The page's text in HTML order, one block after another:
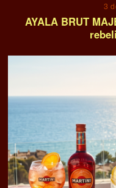
3
AYALA BRUT